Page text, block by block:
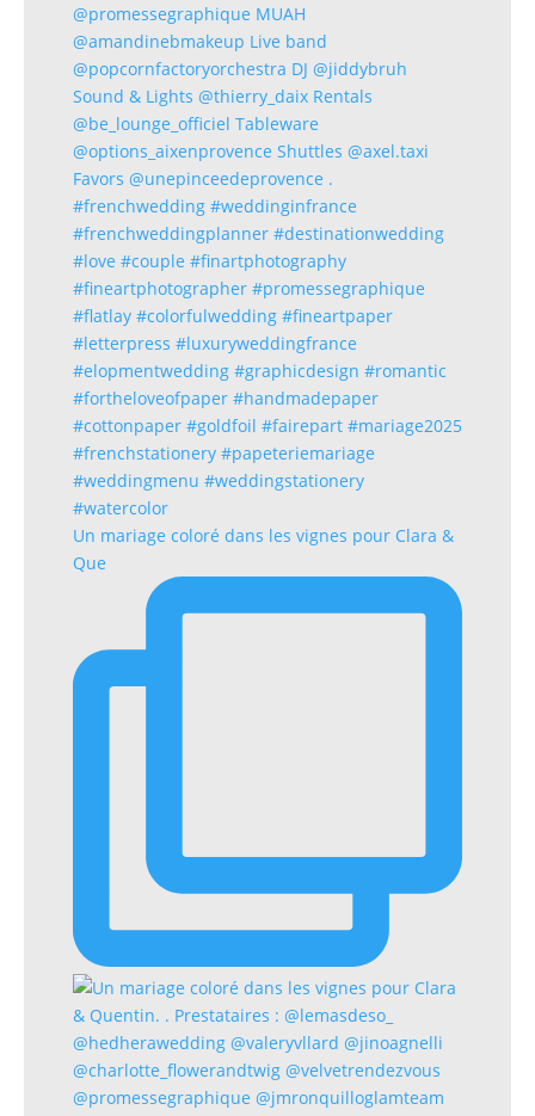
Un mariage coloré dans les vignes pour Clara &
Que